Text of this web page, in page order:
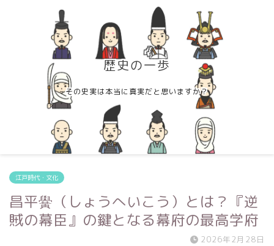
歴史の一歩
その史実は本当に真実だと思いますか？
江戸時代・文化
昌平黌（しょうへいこう）とは？『逆
賊の幕臣』の鍵となる幕府の最高学府
2026年2月28日